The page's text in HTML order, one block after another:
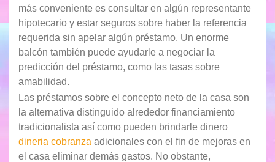
más conveniente es consultar en algún representante
hipotecario y estar seguros sobre haber la referencia
requerida sin apelar algún préstamo. Un enorme
balcón también puede ayudarle a negociar la
predicción del préstamo, como las tasas sobre
amabilidad.
Las préstamos sobre el concepto neto de la casa son
la alternativa distinguido alrededor financiamiento
tradicionalista así­ como pueden brindarle dinero
dineria cobranza adicionales con el fin de mejoras en
el casa eliminar demás gastos. No obstante,